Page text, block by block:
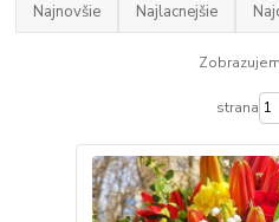
Najnovšie Najlacnejšie
strana